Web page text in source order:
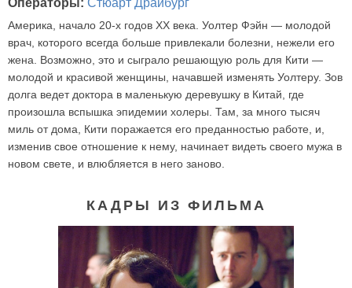
Операторы: Стюарт Драйбург
Америка, начало 20-х годов XX века. Уолтер Фэйн — молодой
врач, которого всегда больше привлекали болезни, нежели его
жена. Возможно, это и сыграло решающую роль для Кити —
молодой и красивой женщины, начавшей изменять Уолтеру. Зов
долга ведет доктора в маленькую деревушку в Китай, где
произошла вспышка эпидемии холеры. Там, за много тысяч
миль от дома, Кити поражается его преданностью работе, и,
изменив свое отношение к нему, начинает видеть своего мужа в
новом свете, и влюбляется в него заново.
КАДРЫ ИЗ ФИЛЬМА